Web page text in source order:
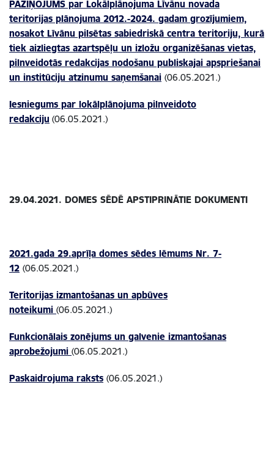
PAZIŅOJUMS par Lokālplānojuma Līvānu novada
teritorijas plānojuma 2012.-2024. gadam grozījumiem,
nosakot Līvānu pilsētas sabiedriskā centra teritoriju, kurā
tiek aizliegtas azartspēļu un izložu organizēšanas vietas,
pilnveidotās redakcijas nodošanu publiskajai apspriešanai
un institūciju atzinumu saņemšanai (06.05.2021.)
Iesniegums par lokālplānojuma pilnveidoto
redakciju (06.05.2021.)
29.04.2021. DOMES SĒDĒ APSTIPRINĀTIE DOKUMENTI
2021.gada 29.aprīļa domes sēdes lēmums Nr. 7-
12 (06.05.2021.)
Teritorijas izmantošanas un apbūves
noteikumi (06.05.2021.)
Funkcionālais zonējums un galvenie izmantošanas
aprobežojumi (06.05.2021.)
Paskaidrojuma raksts (06.05.2021.)